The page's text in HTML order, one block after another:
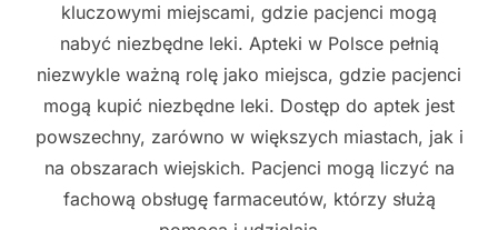
kluczowymi miejscami, gdzie pacjenci mogą
nabyć niezbędne leki. Apteki w Polsce pełnią
niezwykle ważną rolę jako miejsca, gdzie pacjenci
mogą kupić niezbędne leki. Dostęp do aptek jest
powszechny, zarówno w większych miastach, jak i
na obszarach wiejskich. Pacjenci mogą liczyć na
fachową obsługę farmaceutów, którzy służą